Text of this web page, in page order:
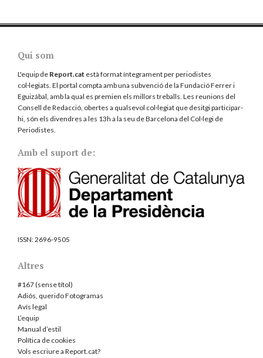
Qui som
L'equip de Report.cat està format íntegrament per periodistes
col·legiats. El portal compta amb una subvenció de la Fundació Ferrer i
Eguizábal, amb la qual es premien els millors treballs. Les reunions del
Consell de Redacció, obertes a qualsevol col·legiat que desitgi participar-
hi, són els divendres a les 13h a la seu de Barcelona del Col·legi de
Periodistes
Amb el suport de:
ISSN:2696-9505
Altres
#167 (sense títol)
Adiós, querido Fotogramas
Avís legal
L’equip
Manual d’estil
Política de cookies
Vols escriure a Report.cat?